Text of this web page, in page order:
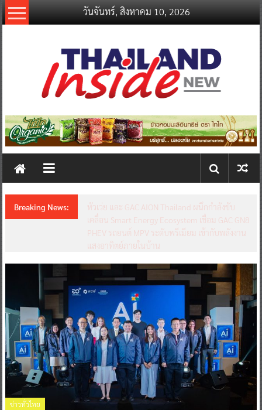
Skip
to
วันจันทร์, สิงหาคม 10, 2026
thailandinsidenew.com
Thailand
New
Breaking News:
หัวเว่ย และ GAC AION Thailand ผนึกกำลังขับ
เคลื่อน Smart Energy Ecosystem เชื่อม GAC GN8
PHEV รถยนต์ MPV ระดับพรีเมียม เข้ากับพลังงาน
แสงอาทิตย์ภายในบ้าน
ข่าวทั่วไทย